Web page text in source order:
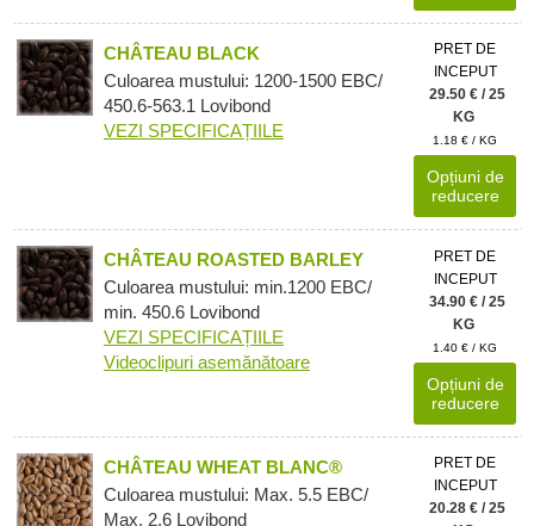
CHÂTEAU BLACK
Culoarea mustului: 1200-1500 EBC/
450.6-563.1 Lovibond
VEZI SPECIFICAȚIILE
PRET DE
INCEPUT
29.50 € / 25
KG
1.18 € / KG
Opțiuni de
reducere
CHÂTEAU ROASTED BARLEY
Culoarea mustului: min.1200 EBC/
min. 450.6 Lovibond
VEZI SPECIFICAȚIILE
Videoclipuri asemănătoare
PRET DE
INCEPUT
34.90 € / 25
KG
1.40 € / KG
Opțiuni de
reducere
CHÂTEAU WHEAT BLANC®
Culoarea mustului: Max. 5.5 EBC/
Max. 2.6 Lovibond
PRET DE
INCEPUT
20.28 € / 25